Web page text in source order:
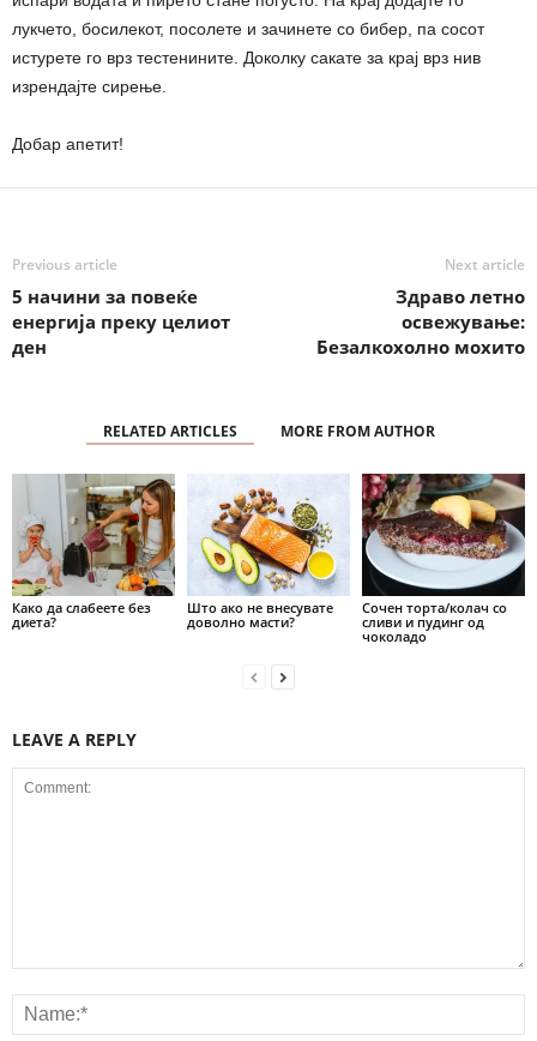
лукчето, босилекот, посолете и зачинете со бибер, па сосот
истурете го врз тестенините. Доколку сакате за крај врз нив
изрендајте сирење.
Добар апетит!
Previous article
5 начини за повеќе
енергија преку целиот
ден
Next article
Здраво летно
освежување:
Безалкохолно мохито
RELATED ARTICLES MORE FROM AUTHOR
Како да слабеете без
диета?
Што ако не внесувате
доволно масти?
Сочен торта/колач со
сливи и пудинг од
чоколадо
LEAVE A REPLY